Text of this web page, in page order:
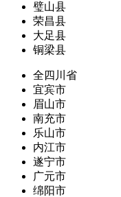
璧山县
荣昌县
大足县
铜梁县
全四川省
宜宾市
眉山市
南充市
乐山市
内江市
遂宁市
广元市
绵阳市